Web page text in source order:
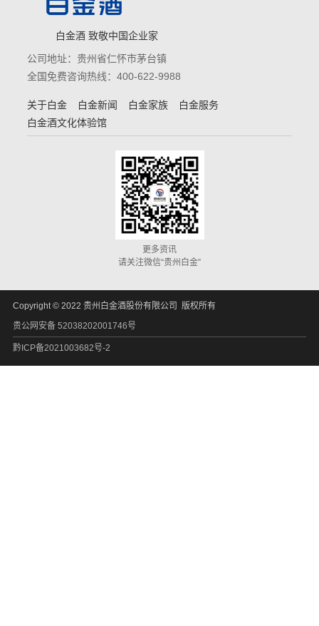
白金酒 致敬中国企业家
公司地址：贵州省仁怀市茅台镇
全国免费咨询热线：400-622-9988
关于白金 白金新闻 白金家族
白金服务
白金酒文化体验馆
更多资讯
请关注微信“贵州白金”
Copyright © 2022 贵州白金酒股份有限公司 版权所有
贵公网安备 52038202001746号
黔ICP备2021003682号-2